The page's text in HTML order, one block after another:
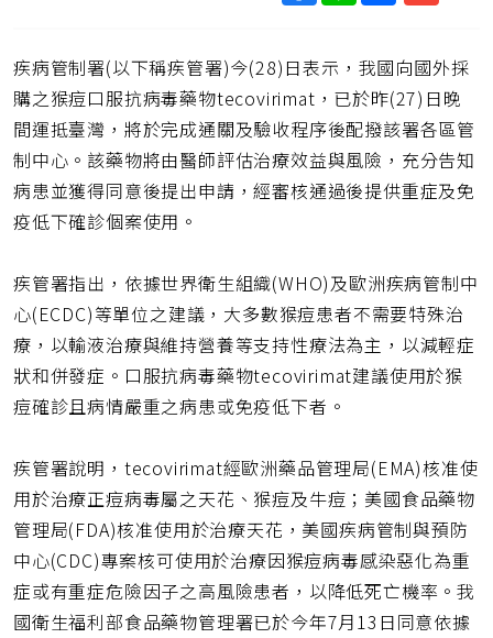
短
網
址
疾病管制署(以下稱疾管署)今(28)日表示，我國向國外採
購之猴痘口服抗病毒藥物tecovirimat，已於昨(27)日晚
間運抵臺灣，將於完成通關及驗收程序後配撥該署各區管
制中心。該藥物將由醫師評估治療效益與風險，充分告知
病患並獲得同意後提出申請，經審核通過後提供重症及免
疫低下確診個案使用。
疾管署指出，依據世界衛生組織(WHO)及歐洲疾病管制中
心(ECDC)等單位之建議，大多數猴痘患者不需要特殊治
療，以輸液治療與維持營養等支持性療法為主，以減輕症
狀和併發症。口服抗病毒藥物tecovirimat建議使用於猴
痘確診且病情嚴重之病患或免疫低下者。
疾管署說明，tecovirimat經歐洲藥品管理局(EMA)核准使
用於治療正痘病毒屬之天花、猴痘及牛痘；美國食品藥物
管理局(FDA)核准使用於治療天花，美國疾病管制與預防
中心(CDC)專案核可使用於治療因猴痘病毒感染惡化為重
症或有重症危險因子之高風險患者，以降低死亡機率。我
國衛生福利部食品藥物管理署已於今年7月13日同意依據